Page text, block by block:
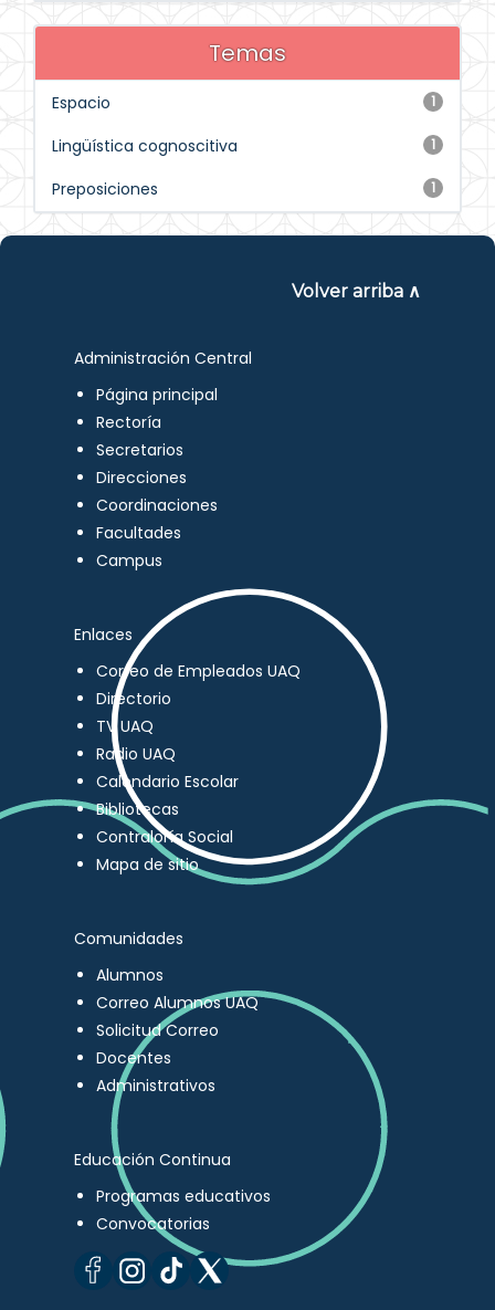
Temas
1
Espacio
1
Lingüística cognoscitiva
1
Preposiciones
Volver arriba ∧
Administración Central
Página principal
Rectoría
Secretarios
Direcciones
Coordinaciones
Facultades
Campus
Enlaces
Correo de Empleados UAQ
Directorio
TV UAQ
Radio UAQ
Calendario Escolar
Bibliotecas
Contraloría Social
Mapa de sitio
Comunidades
Alumnos
Correo Alumnos UAQ
Solicitud Correo
Docentes
Administrativos
Educación Continua
Programas educativos
Convocatorias